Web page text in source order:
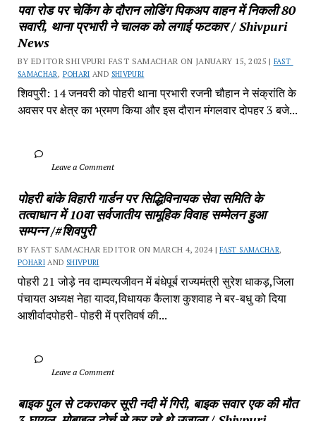
पवा रोड पर चेकिंग के दौरान लोडिंग पिकअप वाहन में निकली 80
सवारी, थाना प्रभारी ने चालक को लगाई फटकार / Shivpuri
News
BY EDITOR SHIVPURI FAST SAMACHAR ON JANUARY 15, 2025 | FAST
SAMACHAR , POHARI AND SHIVPURI
शिवपुरी: 14 जनवरी को पोहरी थाना प्रभारी रजनी चौहान ने संक्रांति के
अवसर पर क्षेत्र का भ्रमण किया और इस दौरान मंगलवार दोपहर 3 बजे...
		Leave a Comment
पोहरी बांके विहारी गार्डन पर सिद्धिविनायक सेवा समिति के
तत्वाधान में 10वा सर्वजातीय सामूहिक विवाह सम्मेलन हुआ
सम्पन्न /#शिवपुरी
BY FAST SAMACHAR EDITOR ON MARCH 4, 2024 | FAST SAMACHAR
POHARI AND SHIVPURI
पोहरी 21 जोड़े नव दाम्पत्यजीवन में बंधेपूर्ब राज्यमंत्री सुरेश धाकड़,जिला
पंचायत अध्यक्ष नेहा यादव,विधायक कैलाश कुशवाह ने बर-बधु को दिया
आशीर्वादपोहरी- पोहरी में प्रतिवर्ष की...
		Leave a Comment
बाइक पुल से टकराकर सूरी नदी में गिरी, बाइक सवार एक की मौत